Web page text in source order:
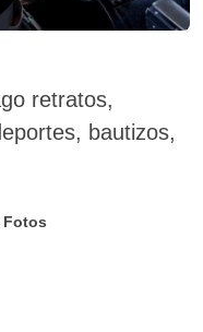
retratos,
bautizos,
Fotos